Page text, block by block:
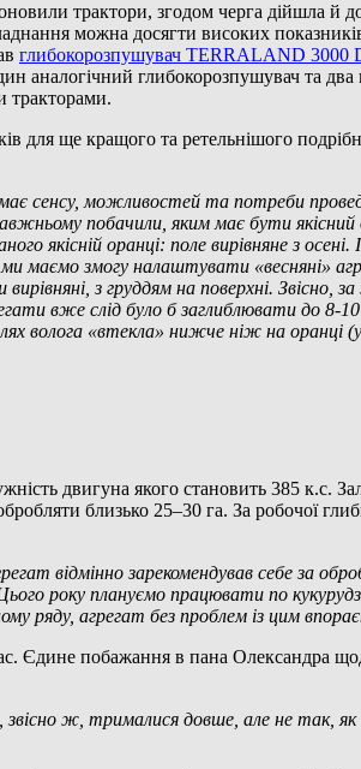
трактори, згодом черга дійшла й
можна досягти високих
глибокорозпушувач TERRALAND 3000
аналогічний глибокорозпушувач та
тракторами.
для ще кращого та ретельнішого
сенсу, можливостей та потреби
побачили, яким має бути
якісній оранці: поле вирівняне з
маємо змогу налаштувати «весняні»
з груддям на поверхні. Звісно,
вже слід було б заглиблювати до 8-
волога «втекла» нижче ніж на оранці (у
двигуна якого становить 385 к.с.
близько 25–30 га. За робочої
відмінно зарекомендував себе за
року плануємо працювати по
ряду, агрегат без проблем із цим
Єдине побажання в пана Олександра
звісно ж, трималися довше, але не так,